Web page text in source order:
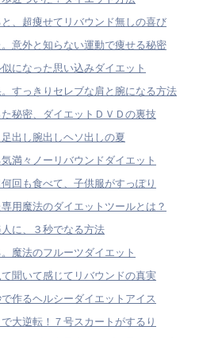
、超痩せてリバウンド無しの喜び
意外と知らない運動で痩せる秘密
になった思い込みダイエット
すっきりセレブな肩と腕になる方法
秘密、ダイエットＤＶＤの裏技
出し腕出しヘソ出しの夏
満々ノーリバウンドダイエット
回も食べて、子供服がすっぽり
用魔法のダイエットツールとは？
に、３秒でなる方法
魔法のフルーツダイエット
聞いて感じてリバウンドの真実
作るヘルシーダイエットアイス
大逆転！７号スカートがするり